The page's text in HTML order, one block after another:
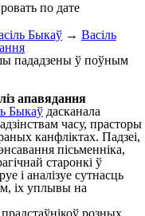
по дате
Быкаў → Васіль
пададзены ў поўным
апавядання
Быкаў дасканала
часу, прасторы
канфліктах. Падзеі,
пісьменніка,
старонкі ў
і аналізуе сутнасць
іх уплывы на
розных